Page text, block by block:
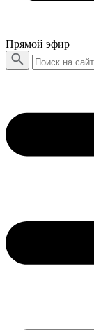
Прямой эфир